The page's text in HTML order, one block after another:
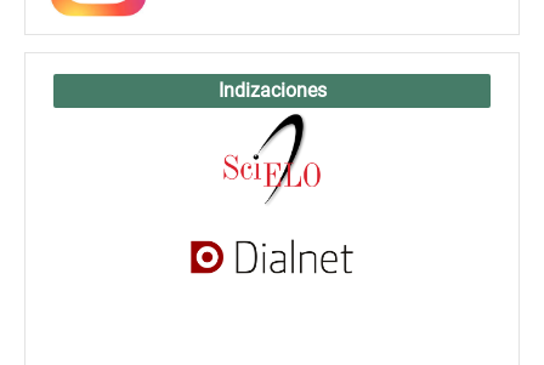
Indizaciones